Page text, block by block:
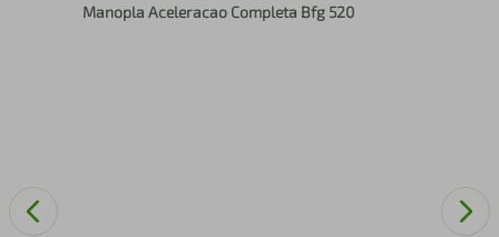
Manopla Aceleracao Completa Bfg 520